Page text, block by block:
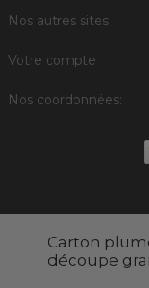
Nos autres sites
Votre compte
Nos coordonnées:
Carton
découpe